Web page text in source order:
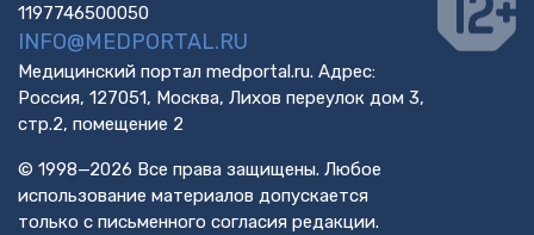
1197746500050
INFO@MEDPORTAL.RU
Медицинский портал medportal.ru. Адрес:
Россия, 127051, Москва, Лихов переулок дом 3,
стр.2, помещение 2
© 1998—2026 Все права защищены. Любое
использование материалов допускается
только с письменного согласия редакции.